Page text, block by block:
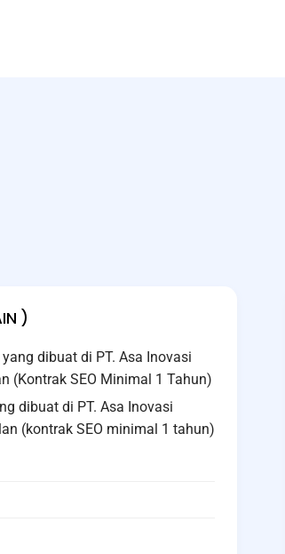
)
dibuat di PT. Asa Inovasi
(Kontrak SEO Minimal 1 Tahun)
dibuat di PT. Asa Inovasi
(kontrak SEO minimal 1 tahun)